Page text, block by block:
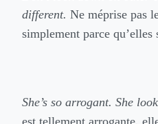
different. Ne méprise pas
simplement parce qu’elles
She’s so arrogant. She
est tellement arrogante,